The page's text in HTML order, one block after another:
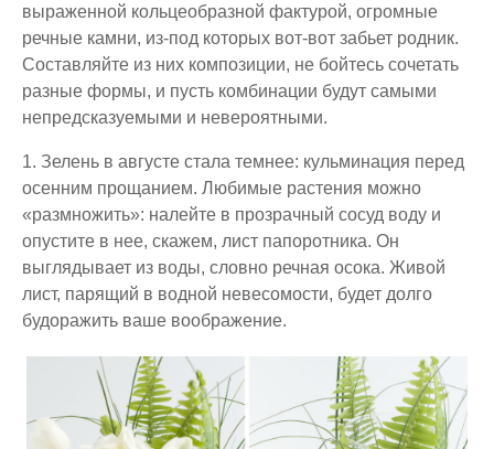
выраженной кольцеобразной фактурой, огромные
речные камни, из-под которых вот-вот забьет родник.
Составляйте из них композиции, не бойтесь сочетать
разные формы, и пусть комбинации будут самыми
непредсказуемыми и невероятными.
1. Зелень в августе стала темнее: кульминация перед
осенним прощанием. Любимые растения можно
«размножить»: налейте в прозрачный сосуд воду и
опустите в нее, скажем, лист папоротника. Он
выглядывает из воды, словно речная осока. Живой
лист, парящий в водной невесомости, будет долго
будоражить ваше воображение.